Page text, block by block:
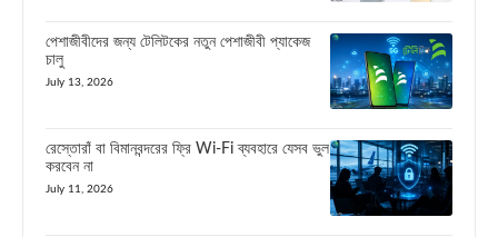
পেশাজীবীদের জন্য টেলিটকের নতুন পেশাজীবী প্যাকেজ
চালু
July 13, 2026
রেস্তোরাঁ বা বিমানবন্দরের ফ্রি Wi-Fi ব্যবহারে যেসব ভুল
করবেন না
July 11, 2026